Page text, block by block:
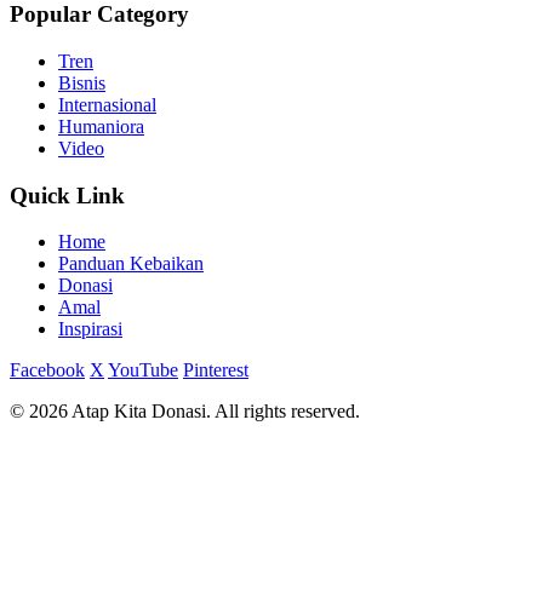
Popular Category
Tren
Bisnis
Internasional
Humaniora
Video
Quick Link
Home
Panduan Kebaikan
Donasi
Amal
Inspirasi
Facebook X YouTube Pinterest
© 2026 Atap Kita Donasi. All rights reserved.